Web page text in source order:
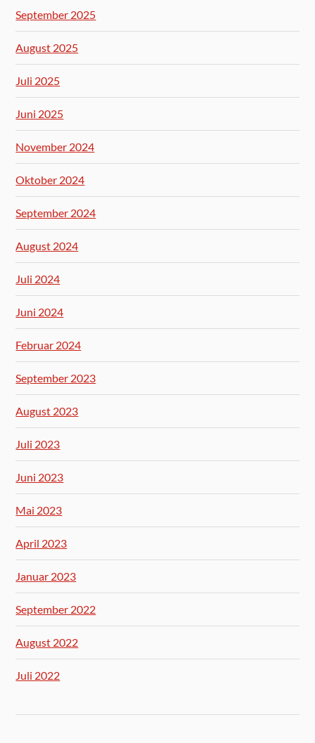
September 2025
August 2025
Juli 2025
Juni 2025
November 2024
Oktober 2024
September 2024
August 2024
Juli 2024
Juni 2024
Februar 2024
September 2023
August 2023
Juli 2023
Juni 2023
Mai 2023
April 2023
Januar 2023
September 2022
August 2022
Juli 2022